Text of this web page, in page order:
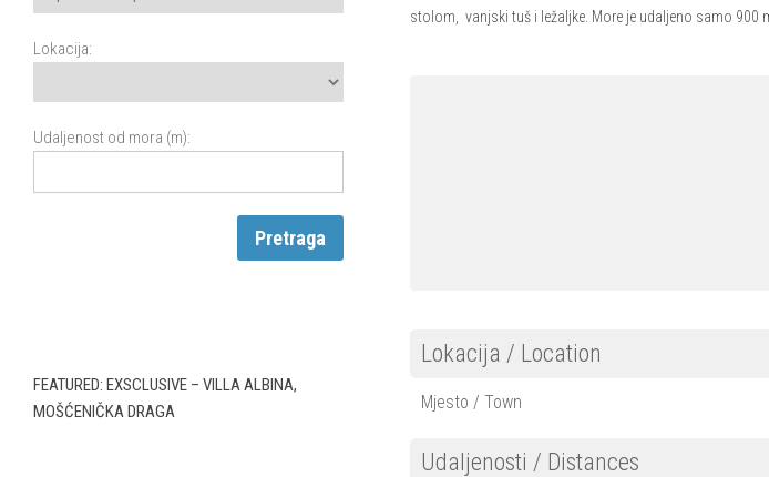
stolom, vanjski tuš i ležaljke. More je udaljeno samo 900
Lokacija / Location
Mjesto / Town
Udaljenosti / Distances
Lokacija:
Udaljenost od mora (m):
FEATURED: EXSCLUSIVE – VILLA ALBINA,
MOŠĆENIČKA DRAGA